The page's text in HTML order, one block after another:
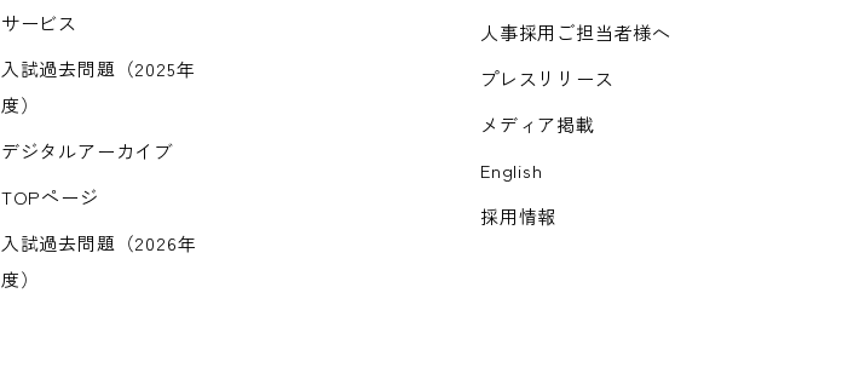
サービス
入試過去問題（2025年
度）
デジタルアーカイブ
TOPページ
入試過去問題（2026年
度）
人事採用ご担当者様へ
プレスリリース
メディア掲載
English
採用情報